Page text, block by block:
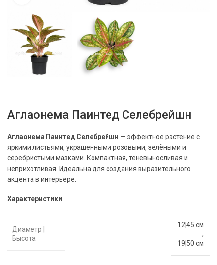
Аглаонема Паинтед Селебрейшн
Аглаонема Паинтед Селебрейшн — эффектное растение с
яркими листьями, украшенными розовыми, зелёными и
серебристыми мазками. Компактная, теневыносливая и
неприхотливая. Идеальна для создания выразительного
акцента в интерьере.
Характеристики
Диаметр |
Высота
12|45 см
,
19|50 см